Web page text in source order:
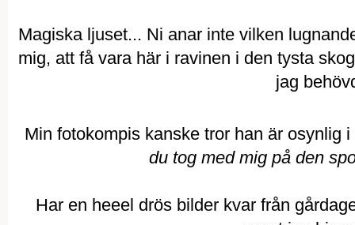
Magiska ljuset... Ni anar inte vilken
mig, att få vara här i ravinen i den tysta
jag
Min fotokompis kanske tror han är osynlig
du tog med mig på den
Har en heeel drös bilder kvar från